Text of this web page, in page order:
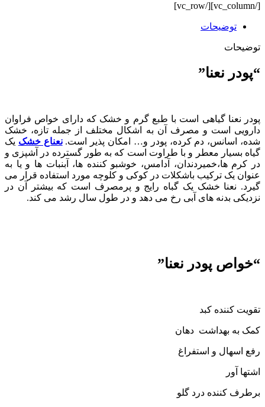
[/vc_column][/vc_row]
توضیحات
توضیحات
“پودر نعنا”
پودر نعنا گیاهی است با طبع گرم و خشک که دارای خواص فراوان
دارویی است و مصرف آن به اشکال مختلف از جمله تازه، خشک
شده، اسانس، دم کرده، پودر و… امکان پذیر است.نعناع خشک یک
گیاه بسیار معطر و با طراوت است که به طور گسترده در آشپزی و
در کرم ها،خمیردندان، آدامس، خوشبو کننده ها، آبنبات ها و یا به
عنوان یک ترکیب باشکلات در کوکی و کلوچه مورد استفاده قرار می
گیرد. نعنا خشک یک گباه رایج و پرمصرف است که بیشتر آن در
نزدیکی بدنه های آبی رخ می دهد و در طول سال رشد می کند.
“خواص پودر نعنا”
تقویت کننده کبد
کمک به بهداشت دهان
رفع اسهال و استفراغ
اشتها آور
برطرف کننده درد گلو